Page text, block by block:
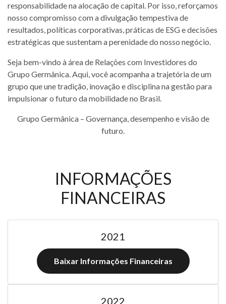
responsabilidade na alocação de capital. Por isso, reforçamos
nosso compromisso com a divulgação tempestiva de
resultados, políticas corporativas, práticas de ESG e decisões
estratégicas que sustentam a perenidade do nosso negócio.
Seja bem-vindo à área de Relações com Investidores do
Grupo Germânica. Aqui, você acompanha a trajetória de um
grupo que une tradição, inovação e disciplina na gestão para
impulsionar o futuro da mobilidade no Brasil.
Grupo Germânica – Governança, desempenho e visão de
futuro.
INFORMAÇÕES
FINANCEIRAS
2021
Baixar Informações Financeiras
2022